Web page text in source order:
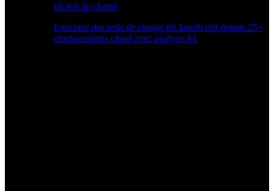
k6 test de charge
Exécutez des tests de charge k6 JavaScript depuis 25+
emplacements cloud avec analyse AI.